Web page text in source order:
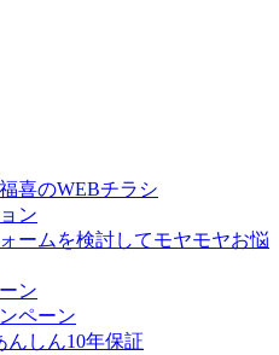
喜のWEBチラシ
ン
ームを検討してモヤモヤお悩
ン
ペーン
んしん10年保証